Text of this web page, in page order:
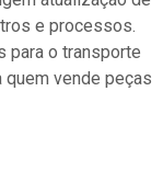
e processos.
para o transporte
quem vende peças